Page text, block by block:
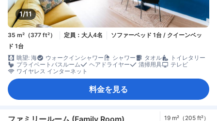
1/11
35 m²（377 ft²） 定員：大人4名
ソファーベッド 1台 / クイーンベッ
ド 1台
眺望: 海
ウォークインシャワー シャワー タオル
トイレタリー
プライベートバスルーム
ヘアドライヤー 清掃用具
テレビ
ワイヤレス インターネット
料金を見る
19 m²（205 ft²）